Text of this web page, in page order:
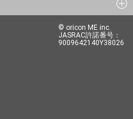
© oricon ME inc.
JASRAC許諾番号：
9009642140Y38026